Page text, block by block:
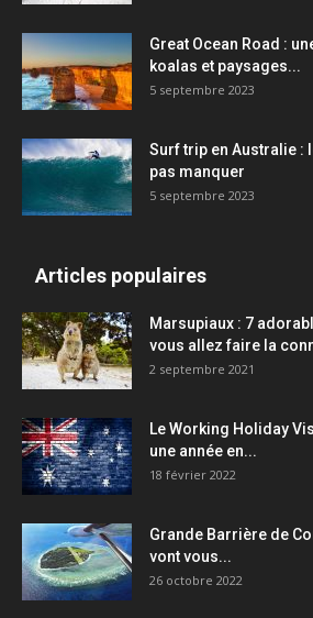
Great Ocean Road :
koalas et paysages...
5 septembre 2023
Surf trip en Australie :
pas manquer
5 septembre 2023
Articles populaires
Marsupiaux : 7
vous allez faire la
2 septembre 2021
Le Working Holiday
une année en...
18 février 2022
Grande Barrière de
vont vous...
26 octobre 2022